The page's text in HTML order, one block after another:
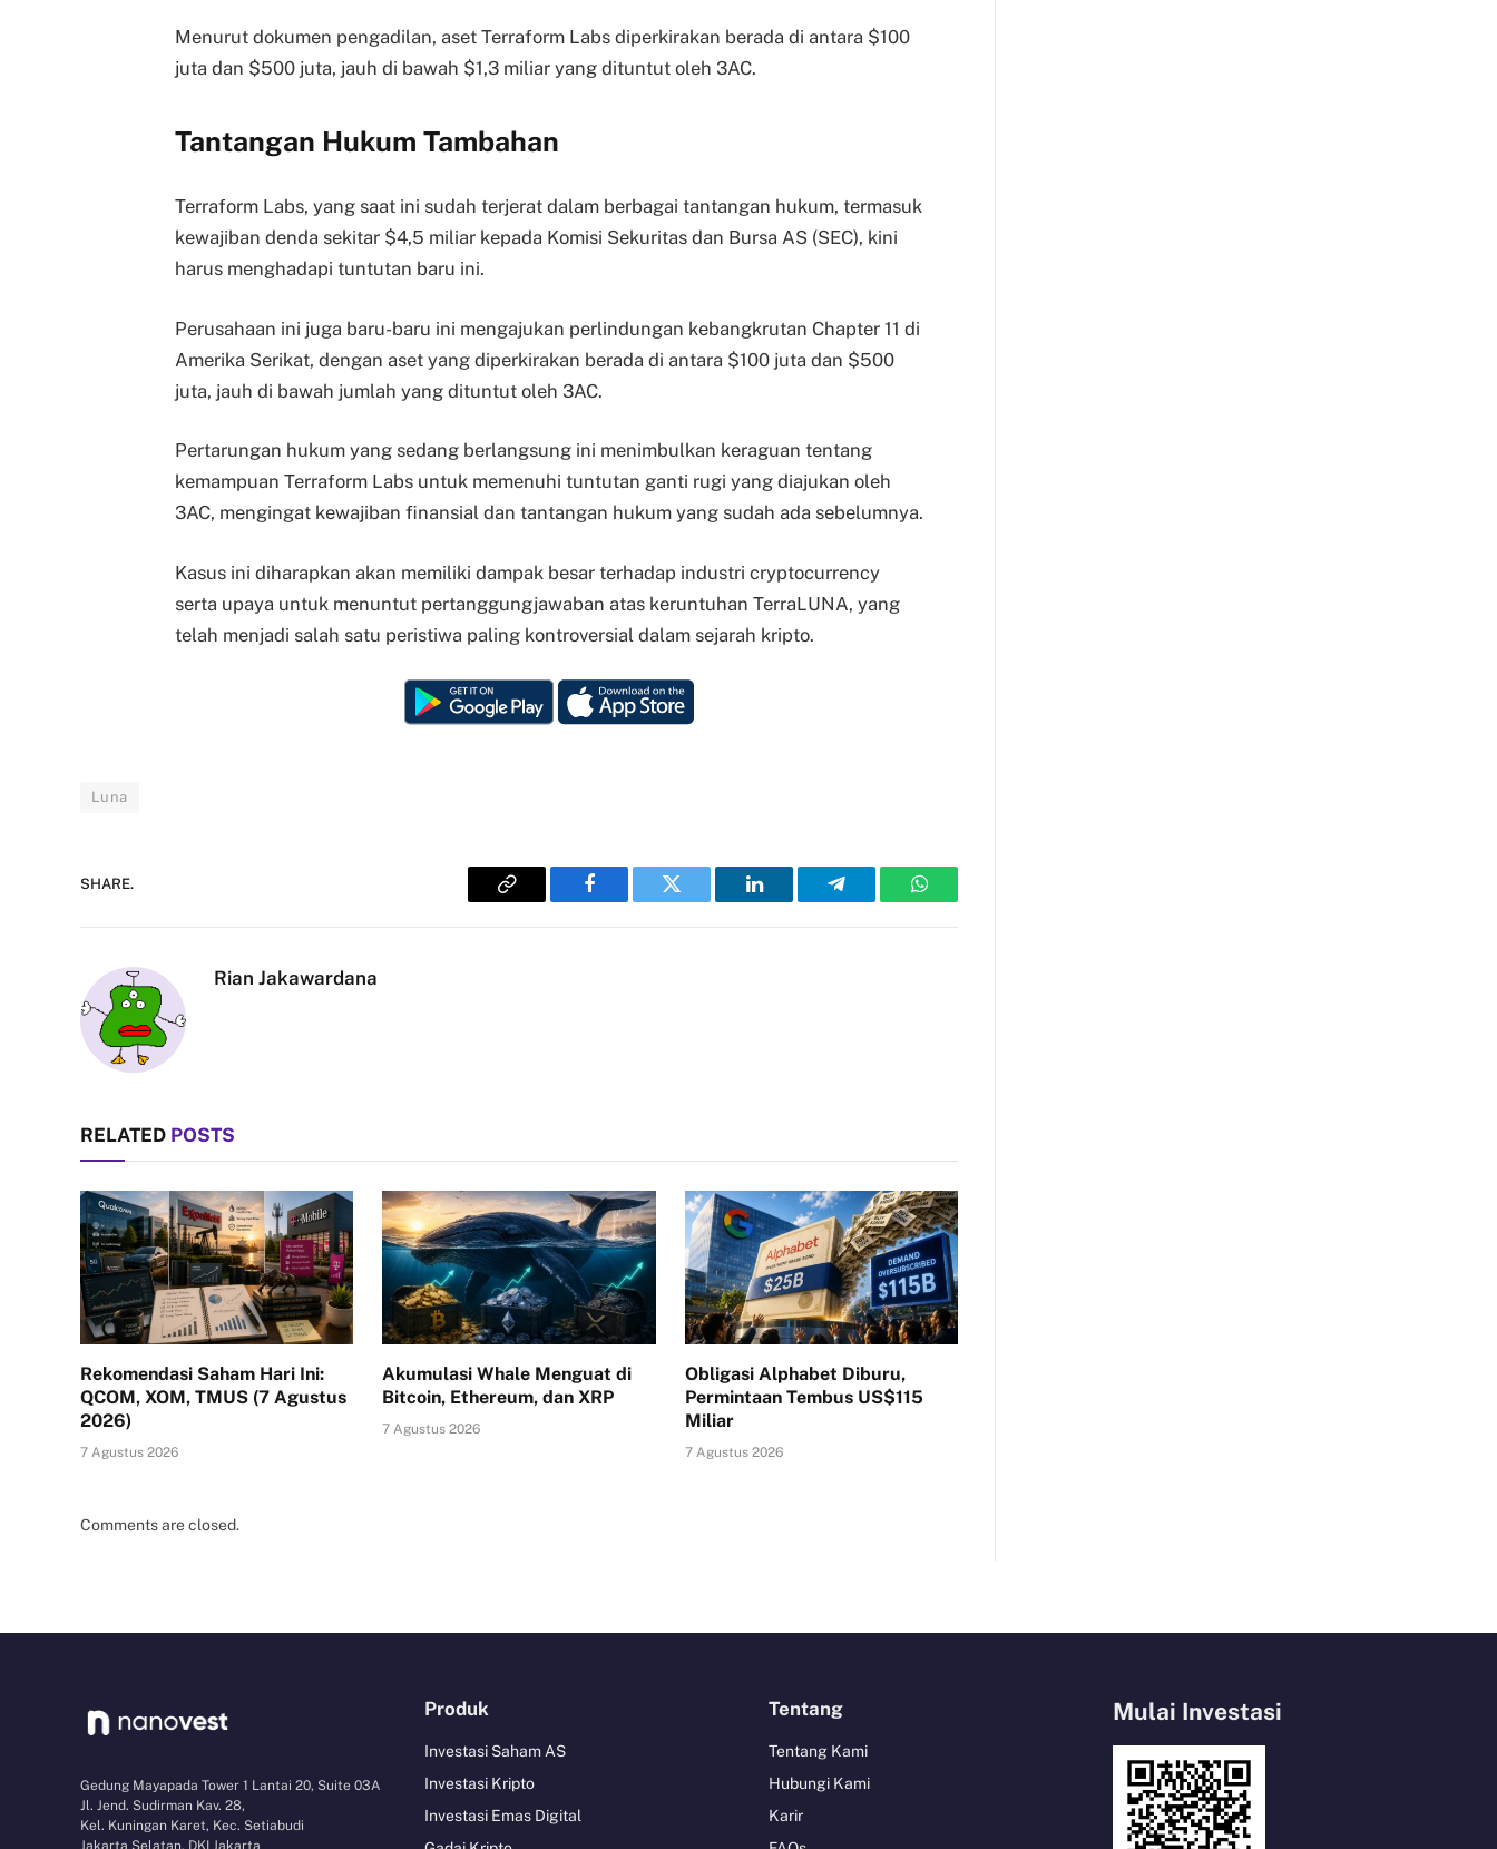
Menurut dokumen pengadilan, aset Terraform Labs diperkirakan berada di antara $100
juta dan $500 juta, jauh di bawah $1,3 miliar yang dituntut oleh 3AC.
Tantangan Hukum Tambahan
Terraform Labs, yang saat ini sudah terjerat dalam berbagai tantangan hukum, termasuk
kewajiban denda sekitar $4,5 miliar kepada Komisi Sekuritas dan Bursa AS (SEC), kini
harus menghadapi tuntutan baru ini.
Perusahaan ini juga baru-baru ini mengajukan perlindungan kebangkrutan Chapter 11 di
Amerika Serikat, dengan aset yang diperkirakan berada di antara $100 juta dan $500
juta, jauh di bawah jumlah yang dituntut oleh 3AC.
Pertarungan hukum yang sedang berlangsung ini menimbulkan keraguan tentang
kemampuan Terraform Labs untuk memenuhi tuntutan ganti rugi yang diajukan oleh
3AC, mengingat kewajiban finansial dan tantangan hukum yang sudah ada sebelumnya.
Kasus ini diharapkan akan memiliki dampak besar terhadap industri cryptocurrency
serta upaya untuk menuntut pertanggungjawaban atas keruntuhan TerraLUNA, yang
telah menjadi salah satu peristiwa paling kontroversial dalam sejarah kripto.
Luna
SHARE.
Copy
Facebook Twitter LinkedIn Telegram WhatsApp
Rian Jakawardana
RELATED POSTS
Rekomendasi Saham Hari Ini:
QCOM, XOM, TMUS (7 Agustus
2026)
7 Agustus 2026
Akumulasi Whale Menguat di
Bitcoin, Ethereum, dan XRP
7 Agustus 2026
Obligasi Alphabet Diburu,
Permintaan Tembus US$115
Miliar
7 Agustus 2026
Comments are closed.
Gedung Mayapada Tower 1 Lantai 20, Suite 03A
Jl. Jend. Sudirman Kav. 28,
Kel. Kuningan Karet, Kec. Setiabudi
Jakarta Selatan, DKI Jakarta
Produk
Investasi Saham AS
Investasi Kripto
Investasi Emas Digital
Tentang
Tentang Kami
Hubungi Kami
Karir
Mulai Investasi